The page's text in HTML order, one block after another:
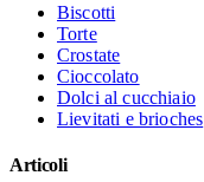
Biscotti
Torte
Crostate
Cioccolato
Dolci al cucchiaio
Lievitati e brioches
Articoli